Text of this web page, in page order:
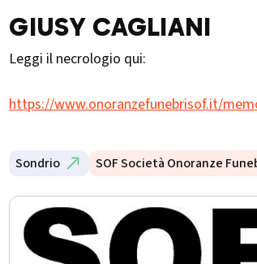
GIUSY CAGLIANI
Leggi il necrologio qui:
https://www.onoranzefunebrisof.it/
Sondrio SOF Società Onoranze